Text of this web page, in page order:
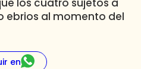
los cuatro sujetos a
ebrios al momento del
en